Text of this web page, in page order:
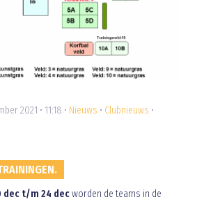
2021 • 11:18 • Nieuws • Clubnieuws •
dec t/m 24 decworden de teams in de